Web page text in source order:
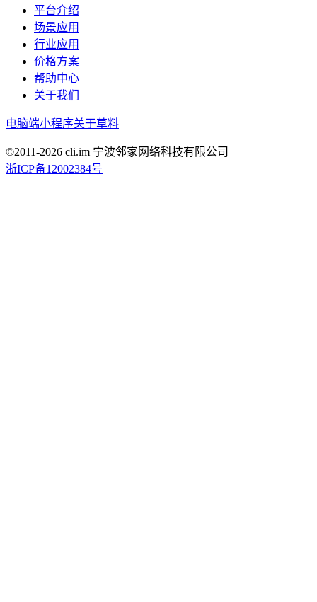
平台介绍
场景应用
行业应用
价格方案
帮助中心
关于我们
电脑端小程序关于草料
©2011-2026 cli.im 宁波邻家网络科技有限公司
浙ICP备12002384号